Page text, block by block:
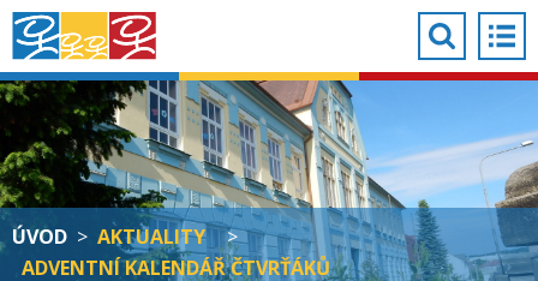
ÚVOD > AKTUALITY
>
ADVENTNÍ KALENDÁŘ ČTVRŤÁKŮ